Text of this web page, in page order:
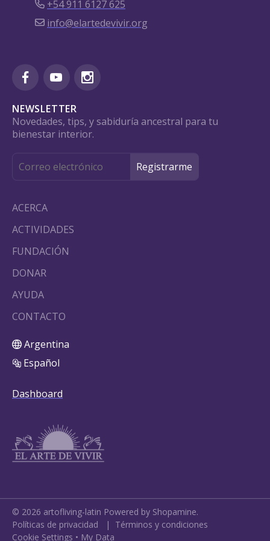
+54 911 6127 625
info@elartedevivir.org
NEWSLETTER
Novedades, tips, y sabiduría ancestral para tu
bienestar interior.
ACERCA
ACTIVIDADES
FUNDACIÓN
DONAR
AYUDA
CONTACTO
Argentina
Español
Dashboard
© 2026 artofliving-latin Powered by Shopamine.
Políticas de privacidad | Términos y condiciones
Cookie Settings • My Data